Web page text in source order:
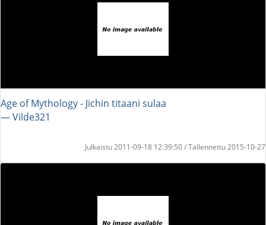
Age of Mythology - Jichin titaani sulaa
― Vilde321
Julkaistu 2011-09-18 12:39:50 / Tallennettu 2015-10-27